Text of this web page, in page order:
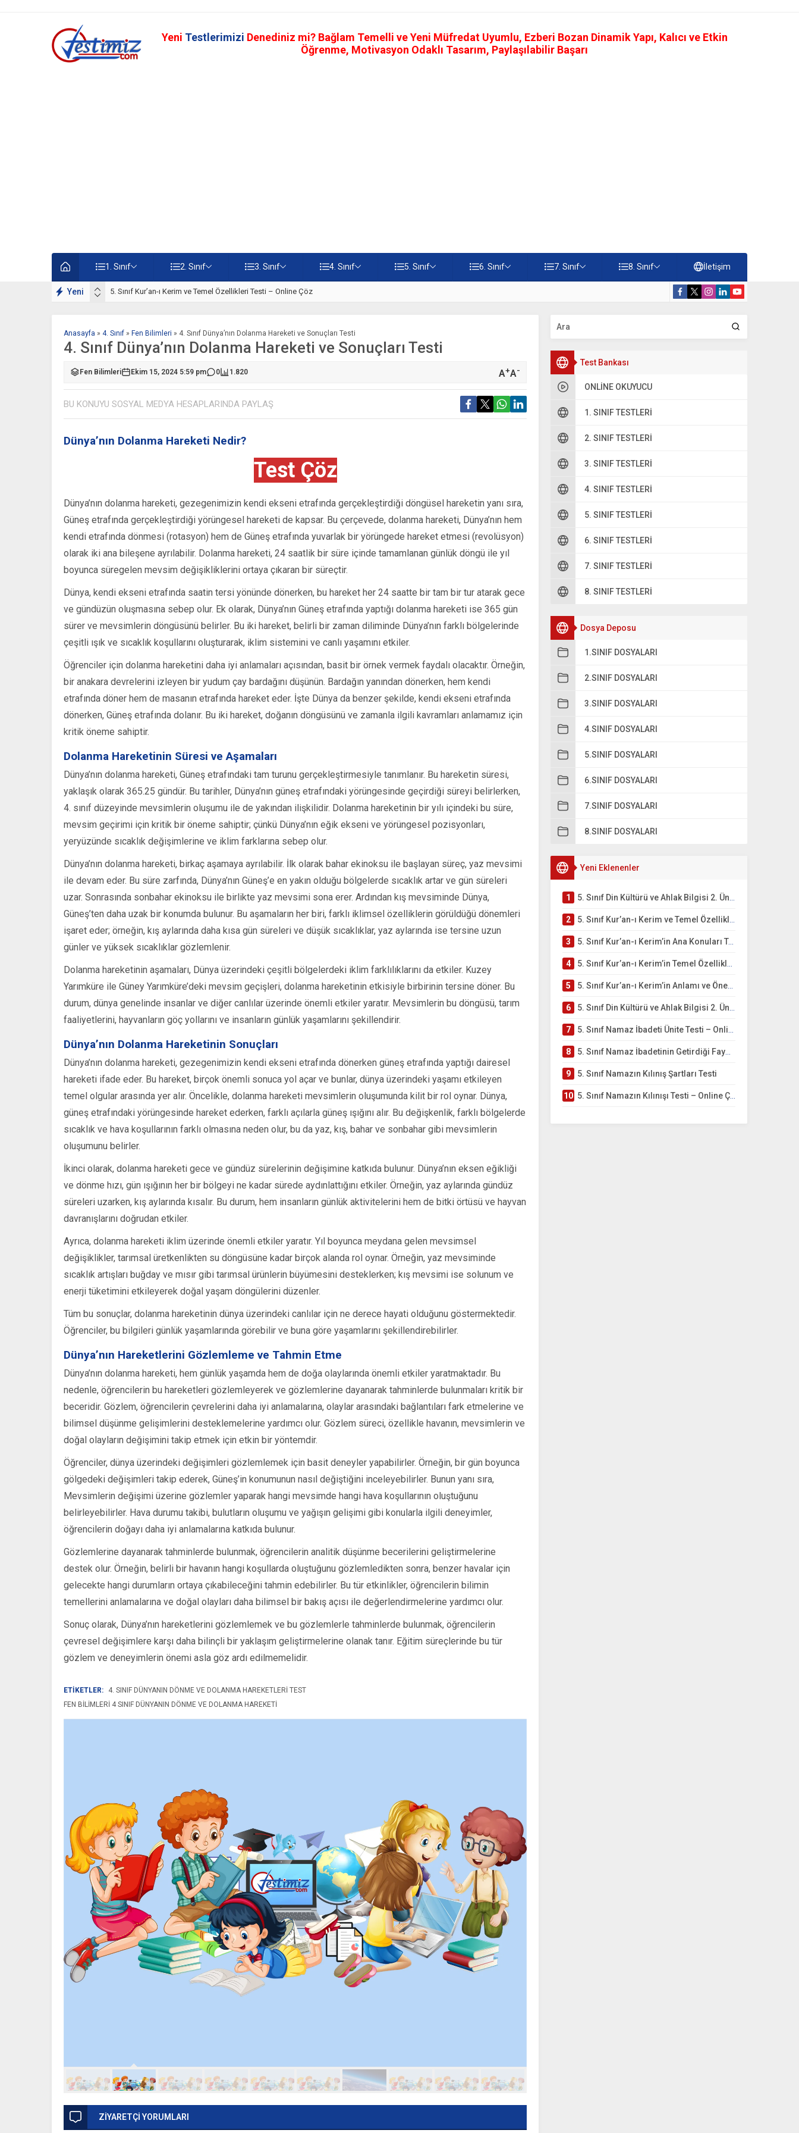
Yeni Testlerimizi Denediniz mi? Bağlam Temelli ve Yeni Müfredat Uyumlu, Ezberi Bozan Dinamik Yapı, Kalıcı ve Etkin
Öğrenme, Motivasyon Odaklı Tasarım, Paylaşılabilir Başarı
1. Sınıf 2. Sınıf 3. Sınıf 4. Sınıf 5. Sınıf 6. Sınıf 7. Sınıf 8. Sınıf İletişim
Yeni 5. Sınıf Kur’an-ı Kerim ve Temel Özellikleri Testi – Online Çöz
Test Bankası
ONLINE OKUYUCU
1. SINIF TESTLERI
2. SINIF TESTLERI
3. SINIF TESTLERI
4. SINIF TESTLERI
5. SINIF TESTLERI
6. SINIF TESTLERI
7. SINIF TESTLERI
8. SINIF TESTLERI
Dosya Deposu
1.SINIF DOSYALARI
2.SINIF DOSYALARI
3.SINIF DOSYALARI
4.SINIF DOSYALARI
5.SINIF DOSYALARI
6.SINIF DOSYALARI
7.SINIF DOSYALARI
8.SINIF DOSYALARI
Yeni Eklenenler
1 5. Sınıf Din Kültürü ve Ahlak Bilgisi 2. Ünite: Kur’an-ı Kerim Çalışmaları
2 5. Sınıf Kur’an-ı Kerim ve Temel Özellikleri Testi – Online Çöz
3 5. Sınıf Kur’an-ı Kerim’in Ana Konuları Testi – Online Çöz
4 5. Sınıf Kur’an-ı Kerim’in Temel Özellikleri ve Önemi Testi – Online Çöz
5 5. Sınıf Kur’an-ı Kerim’in Anlamı ve Önemi Testi – Online Çöz
6 5. Sınıf Din Kültürü ve Ahlak Bilgisi 2. Ünite: Namaz İbadeti Çalışmaları
7 5. Sınıf Namaz İbadeti Ünite Testi – Online Çöz
8 5. Sınıf Namaz İbadetinin Getirdiği Faydalar Testi
9 5. Sınıf Namazın Kılınış Şartları Testi
10 5. Sınıf Namazın Kılınışı Testi – Online Çöz
Anasayfa » 4. Sınıf » Fen Bilimleri » 4. Sınıf Dünya’nın Dolanma Hareketi ve Sonuçları Testi
4. Sınıf Dünya’nın Dolanma Hareketi ve Sonuçları Testi
Fen Bilimleri Ekim 15, 2024 5:59 pm 0 1.820 A+A-
BU KONUYU SOSYAL MEDYA HESAPLARINDA PAYLAŞ
Dünya’nın Dolanma Hareketi Nedir?
Test Çöz
Dünya’nın dolanma hareketi, gezegenimizin kendi ekseni etrafında gerçekleştirdiği döngüsel hareketin yanı sıra,
Güneş etrafında gerçekleştirdiği yörüngesel hareketi de kapsar. Bu çerçevede, dolanma hareketi, Dünya’nın hem
kendi etrafında dönmesi (rotasyon) hem de Güneş etrafında yuvarlak bir yörüngede hareket etmesi (revolüsyon)
olarak iki ana bileşene ayrılabilir. Dolanma hareketi, 24 saatlik bir süre içinde tamamlanan günlük döngü ile yıl
boyunca süregelen mevsim değişikliklerini ortaya çıkaran bir süreçtir.
Dünya, kendi ekseni etrafında saatin tersi yönünde dönerken, bu hareket her 24 saatte bir tam bir tur atarak gece
ve gündüzün oluşmasına sebep olur. Ek olarak, Dünya’nın Güneş etrafında yaptığı dolanma hareketi ise 365 gün
sürer ve mevsimlerin döngüsünü belirler. Bu iki hareket, belirli bir zaman diliminde Dünya’nın farklı bölgelerinde
çeşitli ışık ve sıcaklık koşullarını oluşturarak, iklim sistemini ve canlı yaşamını etkiler.
Öğrenciler için dolanma hareketini daha iyi anlamaları açısından, basit bir örnek vermek faydalı olacaktır. Örneğin,
bir anakara devrelerini izleyen bir yudum çay bardağını düşünün. Bardağın yanından dönerken, hem kendi
etrafında döner hem de masanın etrafında hareket eder. İşte Dünya da benzer şekilde, kendi ekseni etrafında
dönerken, Güneş etrafında dolanır. Bu iki hareket, doğanın döngüsünü ve zamanla ilgili kavramları anlamamız için
kritik öneme sahiptir.
Dolanma Hareketinin Süresi ve Aşamaları
Dünya’nın dolanma hareketi, Güneş etrafındaki tam turunu gerçekleştirmesiyle tanımlanır. Bu hareketin süresi,
yaklaşık olarak 365.25 gündür. Bu tarihler, Dünya’nın güneş etrafındaki yörüngesinde geçirdiği süreyi belirlerken,
4. sınıf düzeyinde mevsimlerin oluşumu ile de yakından ilişkilidir. Dolanma hareketinin bir yılı içindeki bu süre,
mevsim geçirimi için kritik bir öneme sahiptir; çünkü Dünya’nın eğik ekseni ve yörüngesel pozisyonları,
yeryüzünde sıcaklık değişimlerine ve iklim farklarına sebep olur.
Dünya’nın dolanma hareketi, birkaç aşamaya ayrılabilir. İlk olarak bahar ekinoksu ile başlayan süreç, yaz mevsimi
ile devam eder. Bu süre zarfında, Dünya’nın Güneş’e en yakın olduğu bölgelerde sıcaklık artar ve gün süreleri
uzar. Sonrasında sonbahar ekinoksu ile birlikte yaz mevsimi sona erer. Ardından kış mevsiminde Dünya,
Güneş’ten daha uzak bir konumda bulunur. Bu aşamaların her biri, farklı iklimsel özelliklerin görüldüğü dönemleri
işaret eder; örneğin, kış aylarında daha kısa gün süreleri ve düşük sıcaklıklar, yaz aylarında ise tersine uzun
günler ve yüksek sıcaklıklar gözlemlenir.
Dolanma hareketinin aşamaları, Dünya üzerindeki çeşitli bölgelerdeki iklim farklılıklarını da etkiler. Kuzey
Yarımküre ile Güney Yarımküre’deki mevsim geçişleri, dolanma hareketinin etkisiyle birbirinin tersine döner. Bu
durum, dünya genelinde insanlar ve diğer canlılar üzerinde önemli etkiler yaratır. Mevsimlerin bu döngüsü, tarım
faaliyetlerini, hayvanların göç yollarını ve insanların günlük yaşamlarını şekillendirir.
Dünya’nın Dolanma Hareketinin Sonuçları
Dünya’nın dolanma hareketi, gezegenimizin kendi ekseni etrafında dönerken güneş etrafında yaptığı dairesel
hareketi ifade eder. Bu hareket, birçok önemli sonuca yol açar ve bunlar, dünya üzerindeki yaşamı etkileyen
temel olgular arasında yer alır. Öncelikle, dolanma hareketi mevsimlerin oluşumunda kilit bir rol oynar. Dünya,
güneş etrafındaki yörüngesinde hareket ederken, farklı açılarla güneş ışığını alır. Bu değişkenlik, farklı bölgelerde
sıcaklık ve hava koşullarının farklı olmasına neden olur, bu da yaz, kış, bahar ve sonbahar gibi mevsimlerin
oluşumunu belirler.
İkinci olarak, dolanma hareketi gece ve gündüz sürelerinin değişimine katkıda bulunur. Dünya’nın eksen eğikliği
ve dönme hızı, gün ışığının her bir bölgeyi ne kadar sürede aydınlattığını etkiler. Örneğin, yaz aylarında gündüz
süreleri uzarken, kış aylarında kısalır. Bu durum, hem insanların günlük aktivitelerini hem de bitki örtüsü ve hayvan
davranışlarını doğrudan etkiler.
Ayrıca, dolanma hareketi iklim üzerinde önemli etkiler yaratır. Yıl boyunca meydana gelen mevsimsel
değişiklikler, tarımsal üretkenlikten su döngüsüne kadar birçok alanda rol oynar. Örneğin, yaz mevsiminde
sıcaklık artışları buğday ve mısır gibi tarımsal ürünlerin büyümesini desteklerken; kış mevsimi ise solunum ve
enerji tüketimini etkileyerek doğal yaşam döngülerini düzenler.
Tüm bu sonuçlar, dolanma hareketinin dünya üzerindeki canlılar için ne derece hayati olduğunu göstermektedir.
Öğrenciler, bu bilgileri günlük yaşamlarında görebilir ve buna göre yaşamlarını şekillendirebilirler.
Dünya’nın Hareketlerini Gözlemleme ve Tahmin Etme
Dünya’nın dolanma hareketi, hem günlük yaşamda hem de doğa olaylarında önemli etkiler yaratmaktadır. Bu
nedenle, öğrencilerin bu hareketleri gözlemleyerek ve gözlemlerine dayanarak tahminlerde bulunmaları kritik bir
beceridir. Gözlem, öğrencilerin çevrelerini daha iyi anlamalarına, olaylar arasındaki bağlantıları fark etmelerine ve
bilimsel düşünme gelişimlerini desteklemelerine yardımcı olur. Gözlem süreci, özellikle havanın, mevsimlerin ve
doğal olayların değişimini takip etmek için etkin bir yöntemdir.
Öğrenciler, dünya üzerindeki değişimleri gözlemlemek için basit deneyler yapabilirler. Örneğin, bir gün boyunca
gölgedeki değişimleri takip ederek, Güneş’in konumunun nasıl değiştiğini inceleyebilirler. Bunun yanı sıra,
Mevsimlerin değişimi üzerine gözlemler yaparak hangi mevsimde hangi hava koşullarının oluştuğunu
belirleyebilirler. Hava durumu takibi, bulutların oluşumu ve yağışın gelişimi gibi konularla ilgili deneyimler,
öğrencilerin doğayı daha iyi anlamalarına katkıda bulunur.
Gözlemlerine dayanarak tahminlerde bulunmak, öğrencilerin analitik düşünme becerilerini geliştirmelerine
destek olur. Örneğin, belirli bir havanın hangi koşullarda oluştuğunu gözlemledikten sonra, benzer havalar için
gelecekte hangi durumların ortaya çıkabileceğini tahmin edebilirler. Bu tür etkinlikler, öğrencilerin bilimin
temellerini anlamalarına ve doğal olayları daha bilimsel bir bakış açısı ile değerlendirmelerine yardımcı olur.
Sonuç olarak, Dünya’nın hareketlerini gözlemlemek ve bu gözlemlerle tahminlerde bulunmak, öğrencilerin
çevresel değişimlere karşı daha bilinçli bir yaklaşım geliştirmelerine olanak tanır. Eğitim süreçlerinde bu tür
gözlem ve deneyimlerin önemi asla göz ardı edilmemelidir.
ETİKETLER:
4. SINIF DÜNYANIN DÖNME VE DOLANMA HAREKETLERI TEST
FEN BILIMLERI 4 SINIF DÜNYANIN DÖNME VE DOLANMA HAREKETI
ZİYARETÇİ YORUMLARI